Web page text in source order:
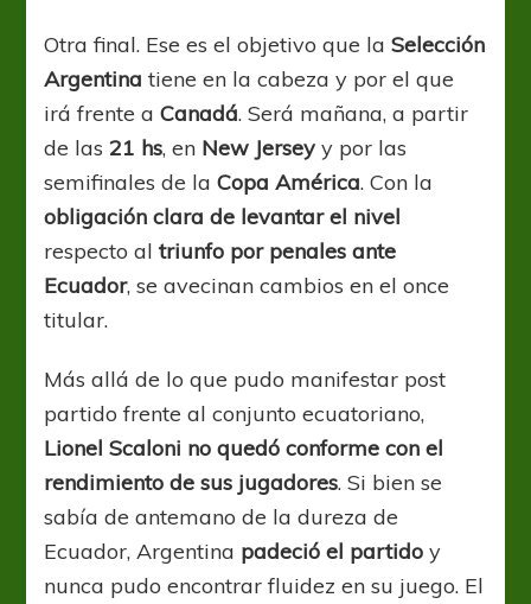
Otra final. Ese es el objetivo que laSelección
Argentina tiene en la cabeza y por el que
irá frente aCanadá. Será mañana, a partir
de las21 hs, en New Jersey y por las
semifinales de laCopa América. Con la
obligación clara de levantar el nivel
respecto altriunfo por penales ante
Ecuador, se avecinan cambios en el once
titular.
Más allá de lo que pudo manifestar post
partido frente al conjunto ecuatoriano,
Lionel Scaloni no quedó conforme con el
rendimiento de sus jugadores. Si bien se
sabía de antemano de la dureza de
Ecuador, Argentina padeció el partido y
nunca pudo encontrar fluidez en su juego. El